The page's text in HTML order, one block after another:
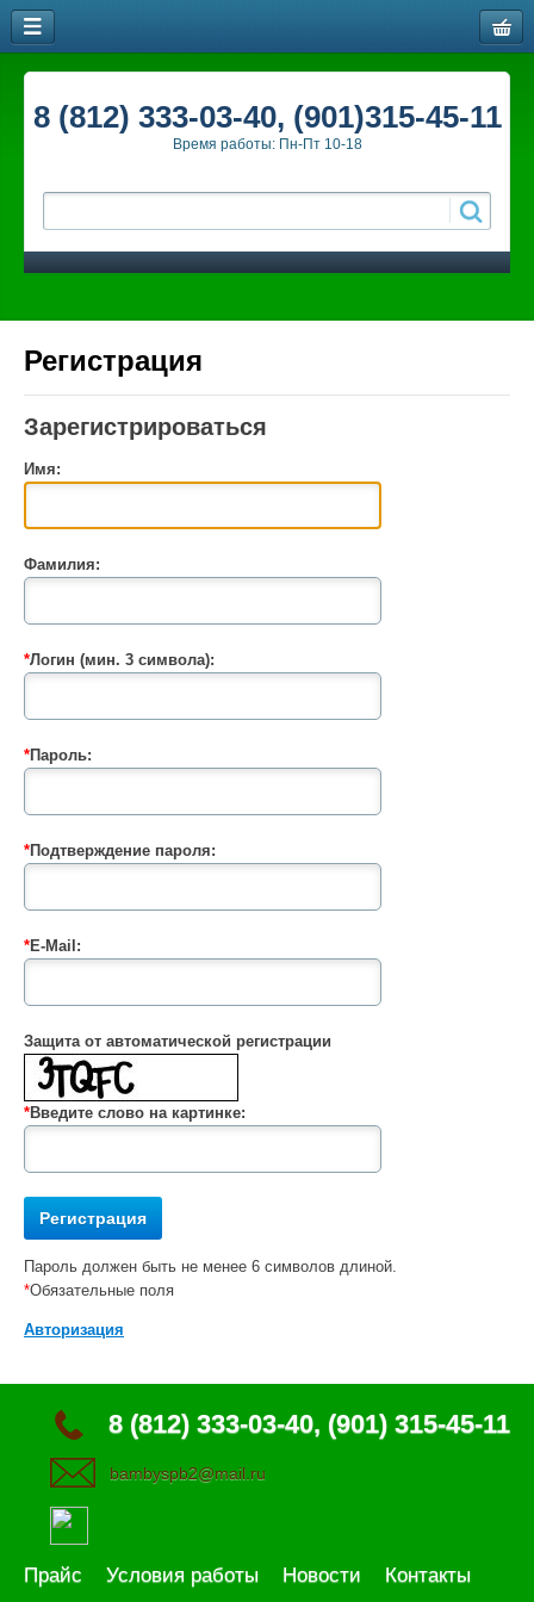
8 (812) 333-03-40, (901)315-45-11
Время работы: Пн-Пт 10-18
Регистрация
Зарегистрироваться
Имя:
Фамилия:
*Логин (мин. 3 символа):
*Пароль:
*Подтверждение пароля:
*E-Mail:
Защита от автоматической регистрации
*Введите слово на картинке:
Пароль должен быть не менее 6 символов длиной.
*Обязательные поля
Авторизация
8 (812) 333-03-40, (901) 315-45-11
bambyspb2@mail.ru
Прайс Условия работы Новости Контакты